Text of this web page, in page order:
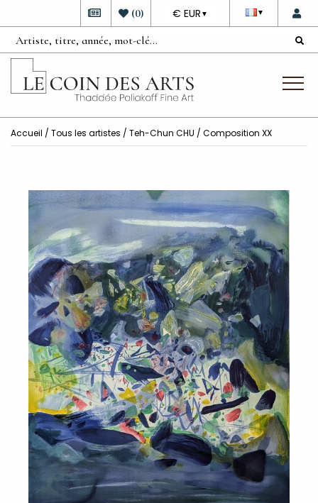
▼
DEVISE
€ EUR ▼
(0)
Accueil / Tous les artistes / Teh-Chun CHU / Composition XX